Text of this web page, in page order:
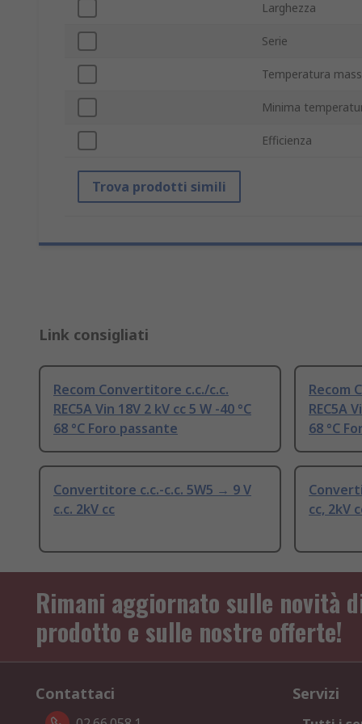
Larghezza
Serie
Temperatura
Minima
Efficienza
Trova prodotti simili
Link consigliati
Recom Convertitore c.c./c.c.
REC5A Vin 18V 2 kV cc 5 W -40 °C
68 °C Foro passante
Recom
REC5A
68 °C
Convertitore c.c.-c.c. 5W5 → 9 V
c.c. 2kV cc
cc, 2kV
Rimani aggiornato sulle novità
prodotto e sulle nostre offerte!
Contattaci Servizi